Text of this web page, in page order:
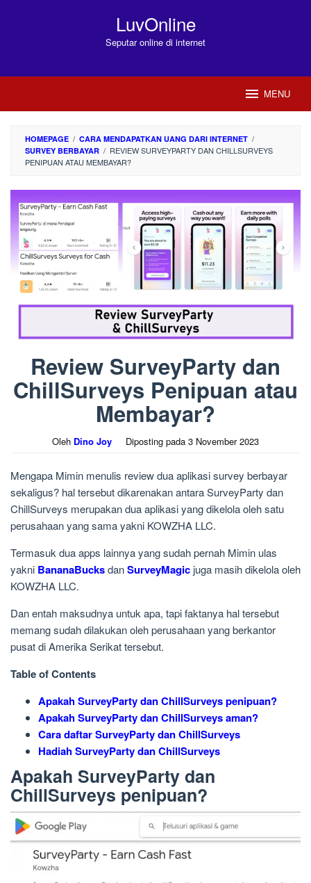
LuvOnline
Seputar online di internet
MENU
HOMEPAGE / CARA MENDAPATKAN UANG DARI INTERNET /
SURVEY BERBAYAR / REVIEW SURVEYPARTY DAN CHILLSURVEYS
PENIPUAN ATAU MEMBAYAR?
Review SurveyParty dan
ChillSurveys Penipuan atau
Membayar?
Oleh Dino Joy Diposting pada 3 November 2023
Mengapa Mimin menulis review dua aplikasi survey berbayar
sekaligus? hal tersebut dikarenakan antara SurveyParty dan
ChillSurveys merupakan dua aplikasi yang dikelola oleh satu
perusahaan yang sama yakni KOWZHA LLC.
Termasuk dua apps lainnya yang sudah pernah Mimin ulas
yakni BananaBucksdanSurveyMagic juga masih dikelola oleh
KOWZHA LLC.
Dan entah maksudnya untuk apa, tapi faktanya hal tersebut
memang sudah dilakukan oleh perusahaan yang berkantor
pusat di Amerika Serikat tersebut.
Table of Contents
Apakah SurveyParty dan ChillSurveys penipuan?
Apakah SurveyParty dan ChillSurveys aman?
Cara daftar SurveyParty dan ChillSurveys
Hadiah SurveyParty dan ChillSurveys
Apakah SurveyParty dan
ChillSurveys penipuan?